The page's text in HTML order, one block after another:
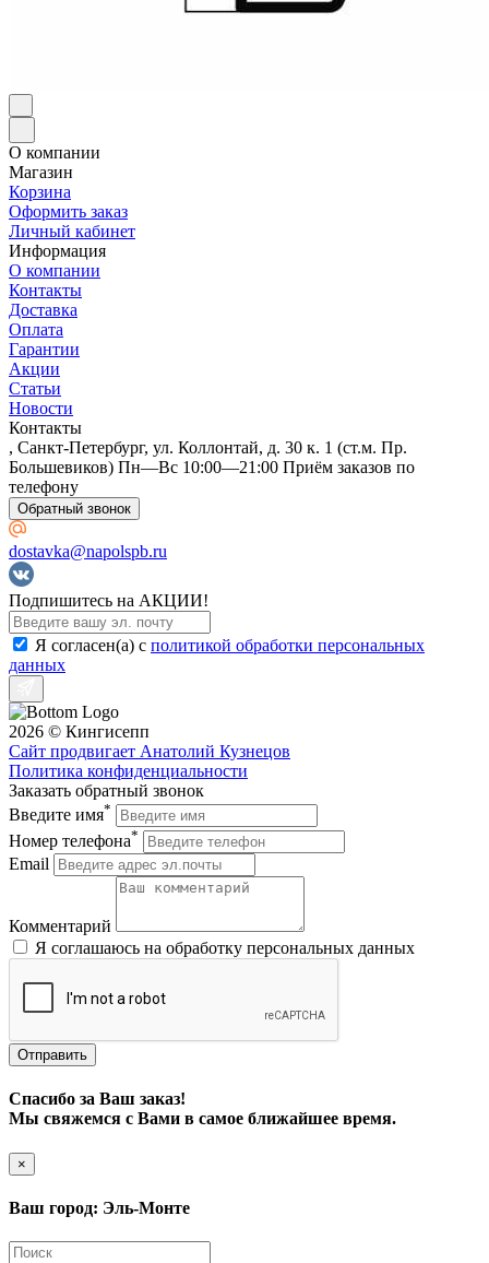
О компании
Магазин
Корзина
Оформить заказ
Личный кабинет
Информация
О компании
Контакты
Доставка
Оплата
Гарантии
Акции
Статьи
Новости
Контакты
, Санкт-Петербург, ул. Коллонтай, д. 30 к. 1 (ст.м. Пр.
Большевиков) Пн—Вс 10:00—21:00 Приём заказов по
телефону
Обратный звонок
dostavka@napolspb.ru
Подпишитесь на АКЦИИ!
Я согласен(a) с политикой обработки персональных
данных
2026 © Кингисепп
Сайт продвигает Анатолий Кузнецов
Политика конфиденциальности
Заказать обратный звонок
Введите имя*
Номер телефона*
Email
Комментарий
Я соглашаюсь на обработку персональных данных
Отправить
Спасибо за Ваш заказ!
Мы свяжемся с Вами в самое ближайшее время.
×
Ваш город: Эль-Монте